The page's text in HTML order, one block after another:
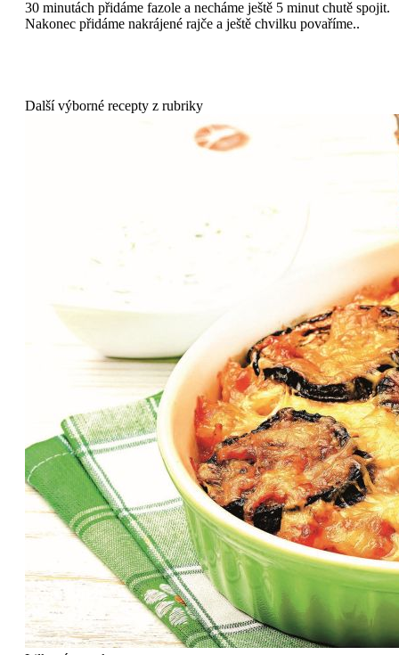
30 minutách přidáme fazole a necháme ještě 5 minut chutě spojit.
Nakonec přidáme nakrájené rajče a ještě chvilku povaříme..
Další výborné recepty z rubriky